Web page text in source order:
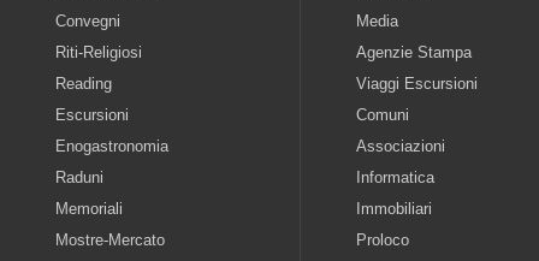
Convegni
Riti-Religiosi
Reading
Escursioni
Enogastronomia
Raduni
Memoriali
Mostre-Mercato
Media
Agenzie Stampa
Viaggi Escursioni
Comuni
Associazioni
Informatica
Immobiliari
Proloco